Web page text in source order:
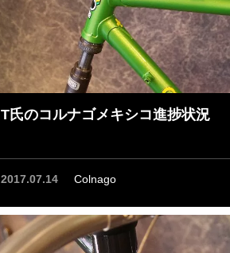
T氏のコルナゴメキシコ進捗状況
2017.07.14 Colnago